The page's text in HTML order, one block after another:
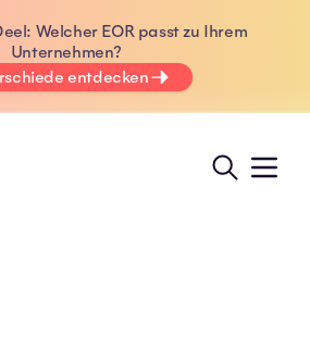
Welcher EOR passt zu Ihrem
Unternehmen?
entdecken